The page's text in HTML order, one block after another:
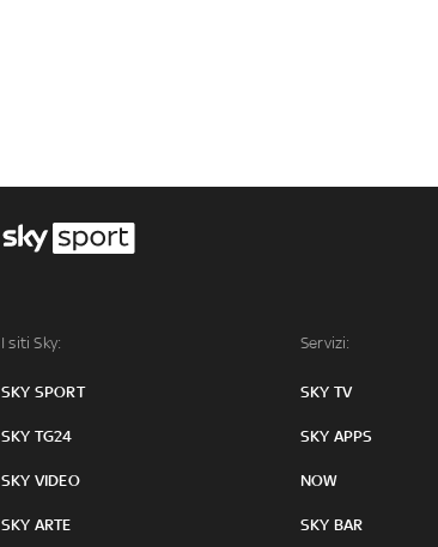
I siti Sky:
SKY SPORT
SKY TG24
SKY VIDEO
SKY ARTE
Servizi:
SKY TV
SKY APPS
NOW
SKY BAR